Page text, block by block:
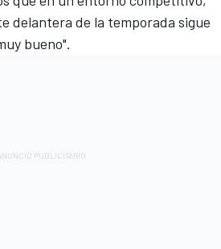
delantera de la temporada sigue
bueno".